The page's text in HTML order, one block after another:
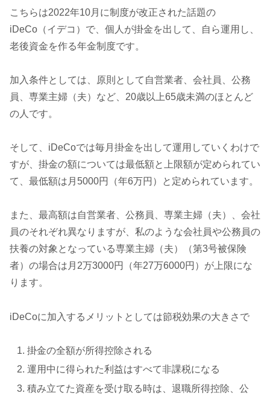
こちらは2022年10月に制度が改正された話題の
iDeCo（イデコ）で、個人が掛金を出して、自ら運用し、
老後資金を作る年金制度です。
加入条件としては、原則として自営業者、会社員、公務
員、専業主婦（夫）など、20歳以上65歳未満のほとんど
の人です。
そして、iDeCoでは毎月掛金を出して運用していくわけで
すが、掛金の額については最低額と上限額が定められてい
て、最低額は月5000円（年6万円）と定められています。
また、最高額は自営業者、公務員、専業主婦（夫）、会社
員のそれぞれ異なりますが、私のような会社員や公務員の
扶養の対象となっている専業主婦（夫）（第3号被保険
者）の場合は月2万3000円（年27万6000円）が上限にな
ります。
iDeCoに加入するメリットとしては節税効果の大きさで
掛金の全額が所得控除される
運用中に得られた利益はすべて非課税になる
積み立てた資産を受け取る時は、退職所得控除、公